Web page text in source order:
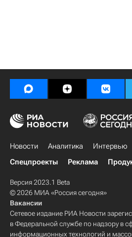
Новости Аналитика Интервью
Спецпроекты
Реклама
Версия 2023.1 Beta
© 2026 МИА «Россия сегодня»
Вакансии
Сетевое издание РИА Новости
в Федеральной службе по надзору в
информационных технологий и